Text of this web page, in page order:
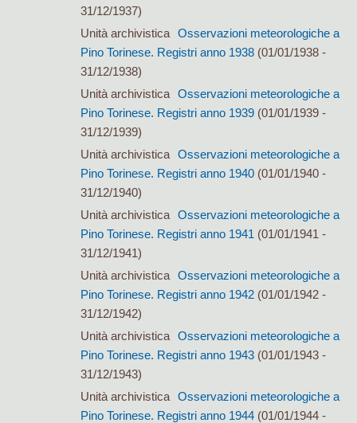
31/12/1937)
Unità archivistica Osservazioni meteorologiche a
Pino Torinese. Registri anno 1938(01/01/1938 -
31/12/1938)
Unità archivistica Osservazioni meteorologiche a
Pino Torinese. Registri anno 1939(01/01/1939 -
31/12/1939)
Unità archivistica Osservazioni meteorologiche a
Pino Torinese. Registri anno 1940(01/01/1940 -
31/12/1940)
Unità archivistica Osservazioni meteorologiche a
Pino Torinese. Registri anno 1941 (01/01/1941 -
31/12/1941)
Unità archivistica Osservazioni meteorologiche a
Pino Torinese. Registri anno 1942(01/01/1942 -
31/12/1942)
Unità archivistica Osservazioni meteorologiche a
Pino Torinese. Registri anno 1943(01/01/1943 -
31/12/1943)
Unità archivistica Osservazioni meteorologiche a
Pino Torinese. Registri anno 1944(01/01/1944 -